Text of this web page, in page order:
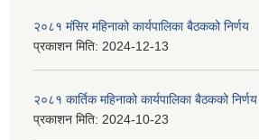
२०८१ मंसिर महिनाको कार्यपालिका बैठकको निर्णय
प्रकाशन मिति: 2024-12-13
२०८१ कार्तिक महिनाको कार्यपालिका बैठकको निर्णय
प्रकाशन मिति: 2024-10-23